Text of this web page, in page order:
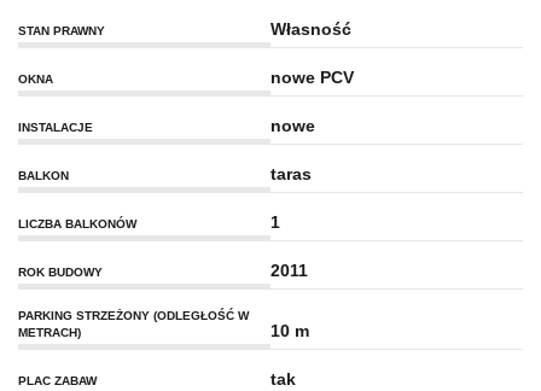
STAN PRAWNY Własność
OKNA nowe PCV
INSTALACJE nowe
BALKON taras
LICZBA BALKONÓW 1
ROK BUDOWY 2011
PARKING STRZEŻONY (ODLEGŁOŚĆ W
METRACH)
10 m
PLAC ZABAW tak